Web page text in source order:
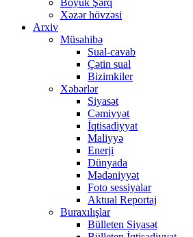
Böyük Şərq
Xəzər hövzəsi
Arxiv
Müsahibə
Sual-cavab
Çətin sual
Bizimkiler
Xəbərlər
Siyasət
Cəmiyyət
İqtisadiyyat
Maliyyə
Enerji
Dünyada
Mədəniyyət
Foto sessiyalar
Aktual Reportaj
Buraxılışlar
Bülleten Siyasət